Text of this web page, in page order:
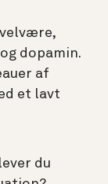
dopamin.
af
et lavt
du